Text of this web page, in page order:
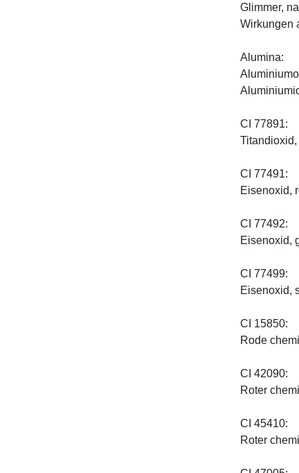
Glimmer,
Wirkungen
Alumina:
CI 77891:
CI 77491:
Eisenoxid,
CI 77492:
Eisenoxid,
CI 77499:
Eisenoxid,
CI 15850:
Rode
CI 42090:
Roter
CI 45410:
Roter